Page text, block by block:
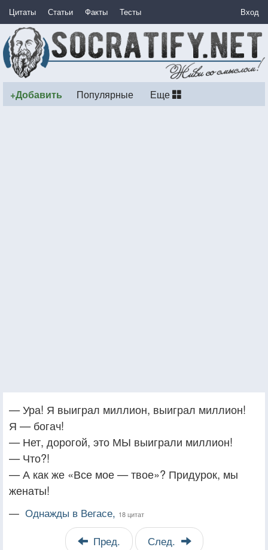
Цитаты Статьи Факты Тесты Вход
+Добавить Популярные Еще
— Ура! Я выиграл миллион, выиграл миллион!
Я — богач!
— Нет, дорогой, это МЫ выиграли миллион!
— Что?!
— А как же «Все мое — твое»? Придурок, мы
женаты!
— Однажды в Вегасе, 18 цитат
Пред. След.